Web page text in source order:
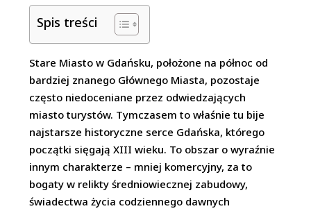
Spis treści
Stare Miasto w Gdańsku, położone na północ od
bardziej znanego Głównego Miasta, pozostaje
często niedoceniane przez odwiedzających
miasto turystów. Tymczasem to właśnie tu bije
najstarsze historyczne serce Gdańska, którego
początki sięgają XIII wieku. To obszar o wyraźnie
innym charakterze – mniej komercyjny, za to
bogaty w relikty średniowiecznej zabudowy,
świadectwa życia codziennego dawnych